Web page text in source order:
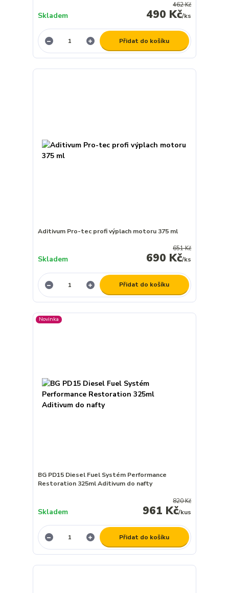
462 Kč
490 Kč/ks
Skladem
Přidat do košíku
Aditivum Pro-tec profi výplach motoru 375 ml
651 Kč
690 Kč/ks
Skladem
Přidat do košíku
Novinka
BG PD15 Diesel Fuel Systém Performance
Restoration 325ml Aditivum do nafty
820 Kč
961 Kč/kus
Skladem
Přidat do košíku